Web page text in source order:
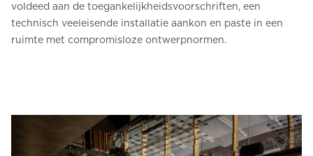
voldeed aan de toegankelijkheidsvoorschriften, een
technisch veeleisende installatie aankon en paste in een
ruimte met compromisloze ontwerpnormen.